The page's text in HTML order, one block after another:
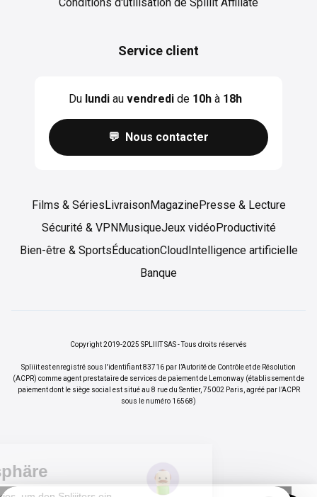
Ihre Privatsphäre
Conditions d'utilisation de Spliiit Affiliate
Service client
Du lundiau vendredide 10hà 18h
💬 Nous contacter
Films & Séries LivraisonMagazinePresse & Lecture
Sécurité & VPN MusiqueJeux vidéoProductivité
Bien-être & Sports ÉducationCloud Intelligence artificielle
Banque
Copyright 2019-2025 SPLIIIT SAS - Tous droits réservés
Spliiit est enregistré sous l'identifiant 83716 par l’Autorité de Contrôle et de Résolution
(ACPR) comme agent prestataire de services de paiement de Lemonway (établissement de
paiement dont le siège social est situé au 8 rue du Sentier, 75002 Paris, agréé par l’ACPR
sous le numéro 16568)